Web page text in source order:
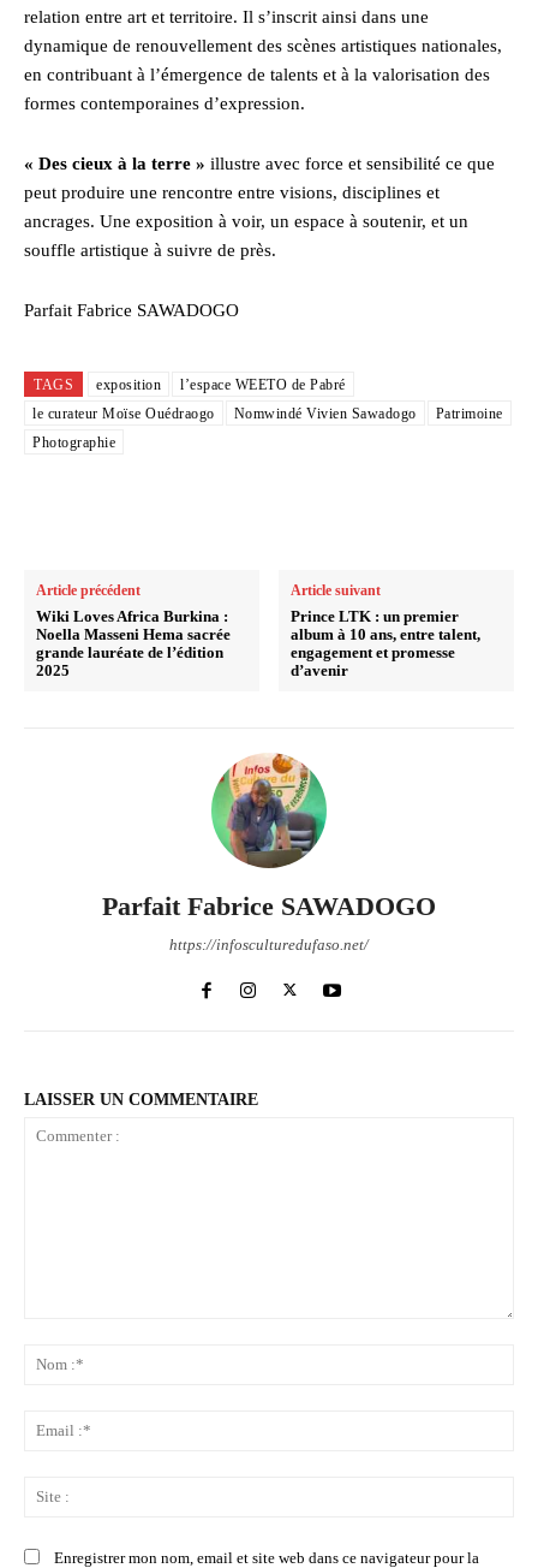
relation entre art et territoire. Il s’inscrit ainsi dans une
dynamique de renouvellement des scènes artistiques nationales,
en contribuant à l’émergence de talents et à la valorisation des
formes contemporaines d’expression.
« Des cieux à la terre » illustre avec force et sensibilité ce que
peut produire une rencontre entre visions, disciplines et
ancrages. Une exposition à voir, un espace à soutenir, et un
souffle artistique à suivre de près.
Parfait Fabrice SAWADOGO
TAGS exposition
l’espace WEETO de Pabré
le curateur Moïse Ouédraogo
Nomwindé Vivien Sawadogo
Patrimoine
Photographie
Article précédent
Wiki Loves Africa Burkina :
Noella Masseni Hema sacrée
grande lauréate de l’édition
2025
Article suivant
Prince LTK : un premier
album à 10 ans, entre talent,
engagement et promesse
d’avenir
Parfait Fabrice SAWADOGO
https://infosculturedufaso.net/
LAISSER UN COMMENTAIRE
Enregistrer mon nom, email et site web dans ce navigateur pour la